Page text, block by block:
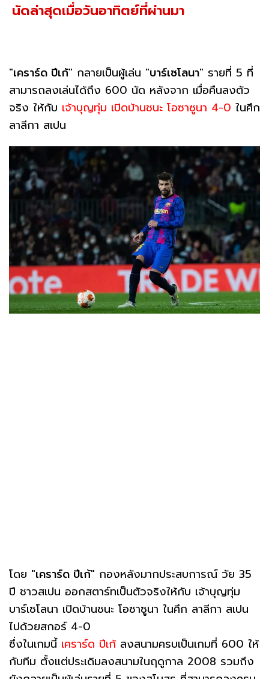
นัดล่าสุดเมื่อวันอาทิตย์ที่ผ่านมา
"เคราร์ด ปีเก้" กลายเป็นผู้เล่น "บาร์เซโลนา" รายที่ 5 ที่
สามารถลงเล่นได้ถึง 600 นัด หลังจาก เมื่อคืนลงตัว
จริง ให้กับ เจ้าบุญทุ่ม เปิดบ้านชนะ โอซาซูนา 4-0 ในศึก
ลาลีกา สเปน
โดย "เคราร์ด ปีเก้" กองหลังมากประสบการณ์ วัย 35
ปี ชาวสเปน ออกสตาร์ทเป็นตัวจริงให้กับ เจ้าบุญทุ่ม
บาร์เซโลนา เปิดบ้านชนะ โอซาซูนา ในศึก ลาลีกา สเปน
ไปด้วยสกอร์ 4-0
ซึ่งในเกมนี้เคราร์ด ปีเก้ ลงสนามครบเป็นเกมที่ 600 ให้
กับทีม ตั้งแต่ประเดิมลงสนามในฤดูกาล 2008 รวมถึง